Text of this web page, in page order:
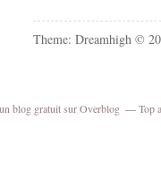
Theme: Dreamhigh ©
blog gratuit sur Overblog Top